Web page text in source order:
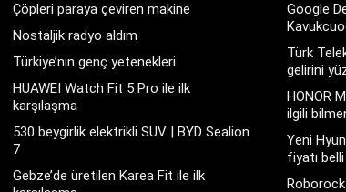
Çöpleri paraya çeviren makine
Nostaljik radyo aldım
Türkiye’nin genç yetenekleri
HUAWEI Watch Fit 5 Pro ile ilk
karşılaşma
530 beygirlik elektrikli SUV | BYD Sealion
7
Gebze’de üretilen Karea Fit ile ilk
Google
Türk
gelirini
HONOR
ilgili
Yeni
fiyatı